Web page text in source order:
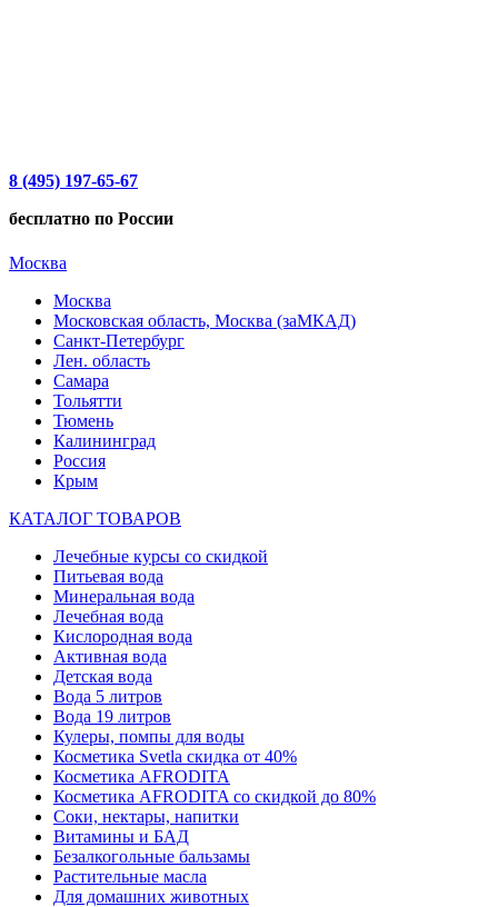
8 (495) 197-65-67
бесплатно по России
Москва
Москва
Московская область, Москва (заМКАД)
Санкт-Петербург
Лен. область
Самара
Тольятти
Тюмень
Калининград
Россия
Крым
КАТАЛОГ ТОВАРОВ
Лечебные курсы со скидкой
Питьевая вода
Минеральная вода
Лечебная вода
Кислородная вода
Активная вода
Детская вода
Вода 5 литров
Вода 19 литров
Кулеры, помпы для воды
Косметика Svetla скидка от 40%
Косметика AFRODITA
Косметика AFRODITA со скидкой до 80%
Соки, нектары, напитки
Витамины и БАД
Безалкогольные бальзамы
Растительные масла
Для домашних животных